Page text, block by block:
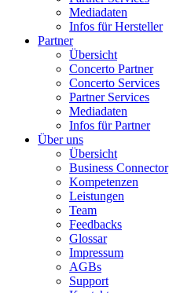
Mediadaten
Infos für Hersteller
Partner
Übersicht
Concerto Partner
Concerto Services
Partner Services
Mediadaten
Infos für Partner
Über uns
Übersicht
Business Connector
Kompetenzen
Leistungen
Team
Feedbacks
Glossar
Impressum
AGBs
Support